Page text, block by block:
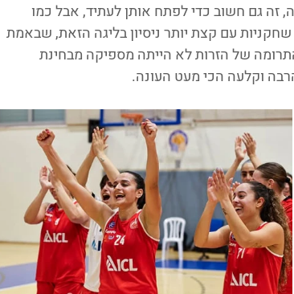
זה גם חשוב כדי לפתח אותן לעתיד, אבל כמו
שראינו - זה לא מספיק. נראה שלב"ש היו חסרות 2-3 שחקניות עם קצת יותר ניסיון בליגה הזאת, שבאמת
של הזרות לא הייתה מספיקה מבחינת
וקלעה הכי מעט העונה.